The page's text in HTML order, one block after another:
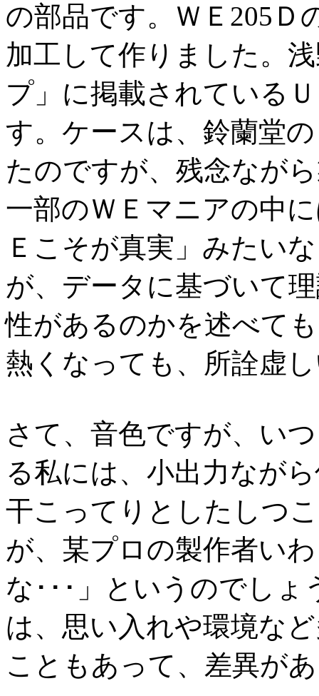
の部品です。ＷＥ205Ｄ
加工して作りました。
プ」に掲載されている
す。ケースは、鈴蘭堂
たのですが、残念なが
一部のＷＥマニアの中
Ｅこそが真実」みたい
が、データに基づいて
性があるのかを述べて
熱くなっても、所詮虚
さて、音色ですが、い
る私には、小出力なが
干こってりとしたしつ
が、某プロの製作者い
な･･･」というのでしょ
は、思い入れや環境な
こともあって、差異が